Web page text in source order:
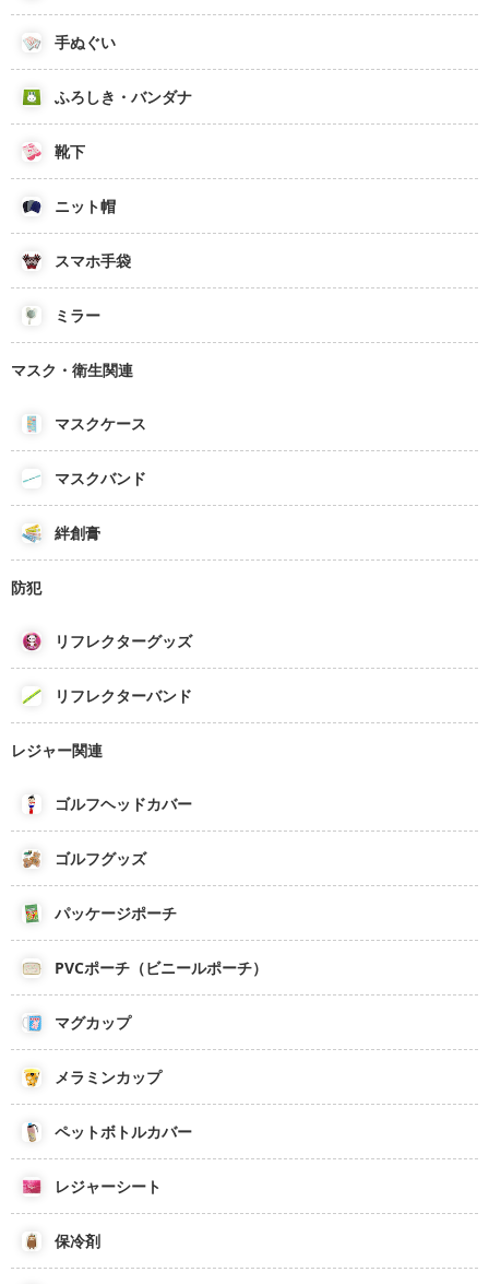
手ぬぐい
ふろしき・バンダナ
靴下
ニット帽
スマホ手袋
ミラー
マスク・衛生関連
マスクケース
マスクバンド
絆創膏
防犯
リフレクターグッズ
リフレクターバンド
レジャー関連
ゴルフヘッドカバー
ゴルフグッズ
パッケージポーチ
PVCポーチ（ビニールポーチ）
マグカップ
メラミンカップ
ペットボトルカバー
レジャーシート
保冷剤